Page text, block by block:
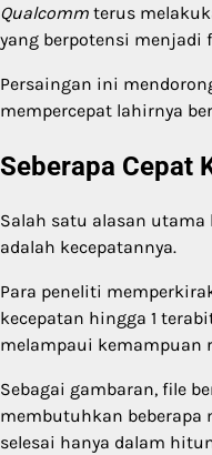
Qualcomm terus
yang berpotensi menjadi
Persaingan ini
mempercepat lahirnya
Seberapa Cepat
Salah satu alasan
adalah kecepatannya.
Para peneliti
kecepatan hingga 1
melampaui kemampuan
Sebagai gambaran, file
membutuhkan
selesai hanya dalam